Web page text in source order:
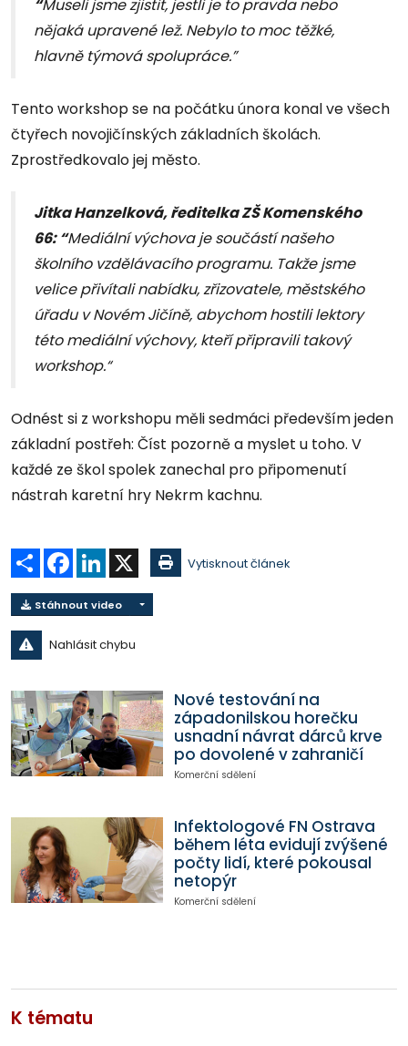
“Museli jsme zjistit, jestli je to pravda nebo
nějaká upravené lež. Nebylo to moc těžké,
hlavně týmová spolupráce.”
Tento workshop se na počátku února konal ve všech
čtyřech novojičínských základních školách.
Zprostředkovalo jej město.
Jitka Hanzelková, ředitelka ZŠ Komenského
66: “Mediální výchova je součástí našeho
školního vzdělávacího programu. Takže jsme
velice přivítali nabídku, zřizovatele, městského
úřadu v Novém Jičíně, abychom hostili lektory
této mediální výchovy, kteří připravili takový
workshop.“
Odnést si z workshopu měli sedmáci především jeden
základní postřeh: Číst pozorně a myslet u toho. V
každé ze škol spolek zanechal pro připomenutí
nástrah karetní hry Nekrm kachnu.
Sdílet Facebook
LinkedIn Vytisknout článek
Stáhnout video
Nahlásit chybu
Nové testování na
západonilskou horečku
usnadní návrat dárců krve
po dovolené v zahraničí
Komerční sdělení
Infektologové FN Ostrava
během léta evidují zvýšené
počty lidí, které pokousal
netopýr
Komerční sdělení
K tématu